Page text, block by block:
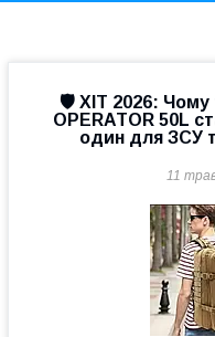
🛡️ ХІТ 2026: Чому
OPERATOR 50L
один для ЗСУ
11